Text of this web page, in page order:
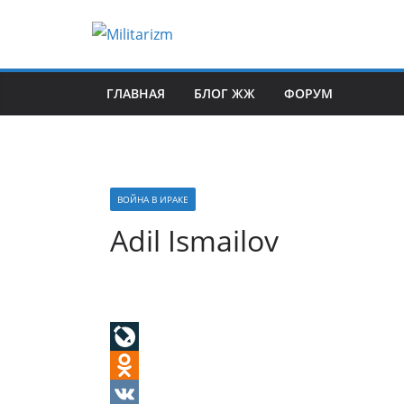
ГЛАВНАЯ БЛОГ ЖЖ ФОРУМ
ВОЙНА В ИРАКЕ
Adil Ismailov
O